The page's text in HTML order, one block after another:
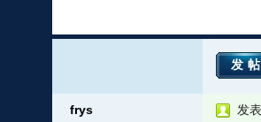
发帖
frys 发